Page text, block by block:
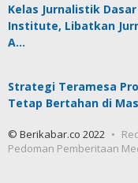
Kelas Jurnalistik
Institute, Libatkan
A…
Strategi Teramesa
Tetap Bertahan di
© Berikabar.co 2022
Pedoman Pemberitaan